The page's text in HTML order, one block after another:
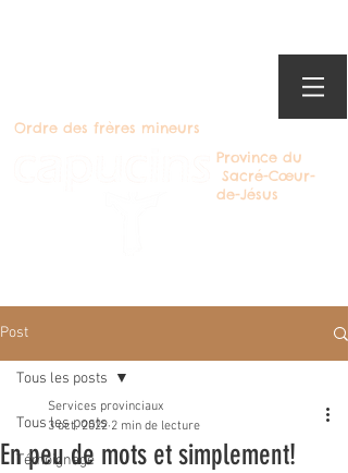
Ordre des frères mineurs
Province du
Sacré-Cœur-
de-Jésus
Post
Tous les posts
Témoignage
Tous les posts
En peu de mots et simplement!
Services provinciaux
3 oct. 2022 2 min de lecture